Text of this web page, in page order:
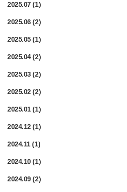
2025.07(1)
2025.06(2)
2025.05(1)
2025.04(2)
2025.03(2)
2025.02(2)
2025.01(1)
2024.12(1)
2024.11(1)
2024.10(1)
2024.09(2)